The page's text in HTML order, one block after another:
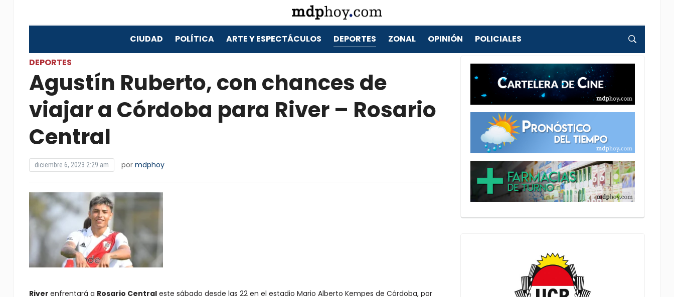
CIUDAD POLÍTICA ARTE Y ESPECTÁCULOS DEPORTES ZONAL OPINIÓN POLICIALES
DEPORTES
Agustín Ruberto, con chances de
viajar a Córdoba para River – Rosario
Central
diciembre 6, 2023 2:29 am por mdphoy
River enfrentará a Rosario Centraleste sábado desde las 22 en el estadio Mario Alberto Kempes de Córdoba, por